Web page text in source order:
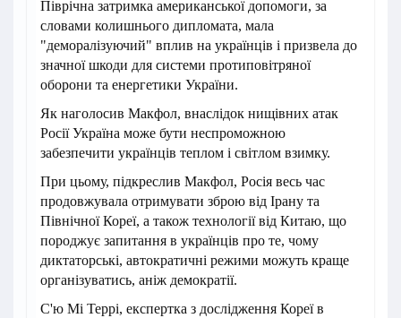
Піврічна затримка американської допомоги, за
словами колишнього дипломата, мала
"деморалізуючий" вплив на українців і призвела до
значної шкоди для системи протиповітряної
оборони та енергетики України.
Як наголосив Макфол, внаслідок нищівних атак
Росії Україна може бути неспроможною
забезпечити українців теплом і світлом взимку.
При цьому, підкреслив Макфол, Росія весь час
продовжувала отримувати зброю від Ірану та
Північної Кореї, а також технології від Китаю, що
породжує запитання в українців про те, чому
диктаторські, автократичні режими можуть краще
організуватись, аніж демократії.
С'ю Мі Террі, експертка з дослідження Кореї в